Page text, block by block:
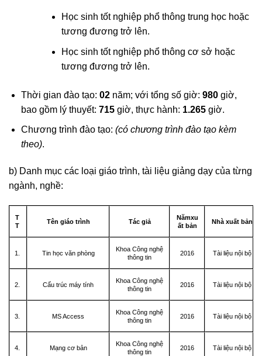
Học sinh tốt nghiệp phổ thông trung học hoặc
tương đương trở lên.
Học sinh tốt nghiệp phổ thông cơ sở hoặc
tương đương trở lên.
Thời gian đào tạo: 02năm; với tổng số giờ: 980giờ,
bao gồm lý thuyết: 715giờ, thực hành: 1.265giờ.
Chương trình đào tạo: (có chương trình đào tạo kèm
theo).
b) Danh mục các loại giáo trình, tài liệu giảng dạy của từng
ngành, nghề:
T
T
Tên giáo trình Tác giả
Nămxu
ất bản
Nhà xuất bản
1. Tin học văn phòng
Khoa Công nghệ
thông tin
2016 Tài liệu nội bộ
2. Cấu trúc máy tính
Khoa Công nghệ
thông tin
2016 Tài liệu nội bộ
3. MS Access
Khoa Công nghệ
thông tin
2016 Tài liệu nội bộ
4. Mạng cơ bản
Khoa Công nghệ
thông tin
2016 Tài liệu nội bộ